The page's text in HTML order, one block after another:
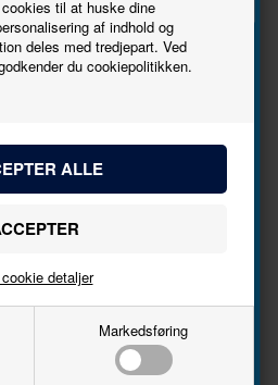
til at huske dine
af indhold og
deles med tredjepart. Ved
du cookiepolitikken.
Markedsføring
detaljer
finished, the outer walls are being
are part of the set.
høre, når der kommer nye